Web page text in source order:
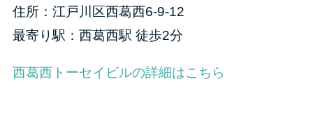
住所：江戸川区西葛西6-9-12
最寄り駅：西葛西駅 徒歩2分
西葛西トーセイビルの詳細はこちら